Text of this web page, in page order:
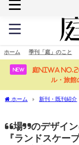
ホーム 季刊「庭」のこと
NEW
庭NIWA
ル・旅
ホーム 新刊・既刊紹介
“場”のデザイン
『ランドスケー